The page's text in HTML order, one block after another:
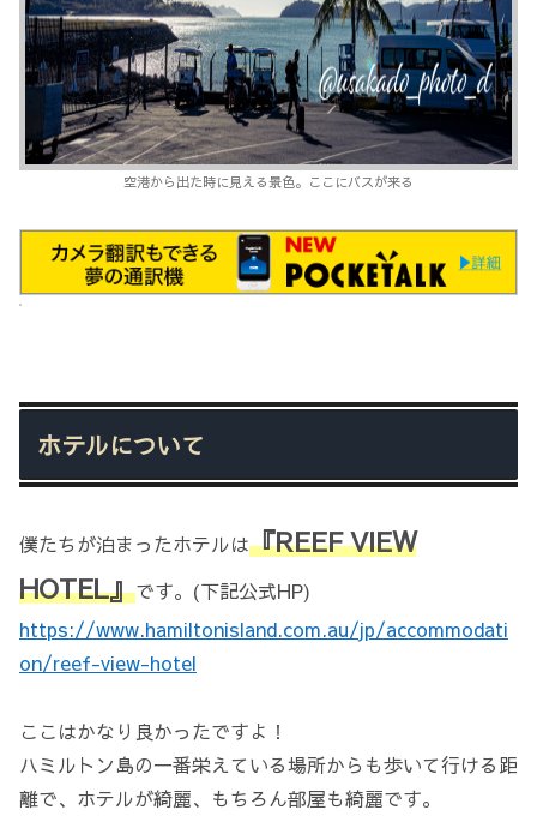
空港から出た時に見える景色。ここにバスが来る
ホテルについて
僕たちが泊まったホテルは『REEF VIEW
HOTEL』です。(下記公式HP)
https://www.hamiltonisland.com.au/jp/accommodati
on/reef-view-hotel
ここはかなり良かったですよ！
ハミルトン島の一番栄えている場所からも歩いて行ける距
離で、ホテルが綺麗、もちろん部屋も綺麗です。